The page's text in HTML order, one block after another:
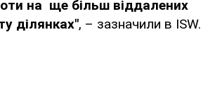
на ще більш віддалених
ділянках", – зазначили в ISW.